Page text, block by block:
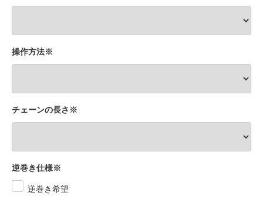
操作方法※
チェーンの長さ※
逆巻き仕様※
逆巻き希望